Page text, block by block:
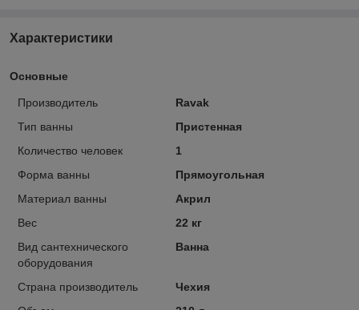
Характеристики
Основные
Производитель
Ravak
Тип ванны
Пристенная
Количество человек
1
Форма ванны
Прямоугольная
Материал ванны
Акрил
Вес
22 кг
Вид сантехнического
оборудования
Ванна
Страна производитель
Чехия